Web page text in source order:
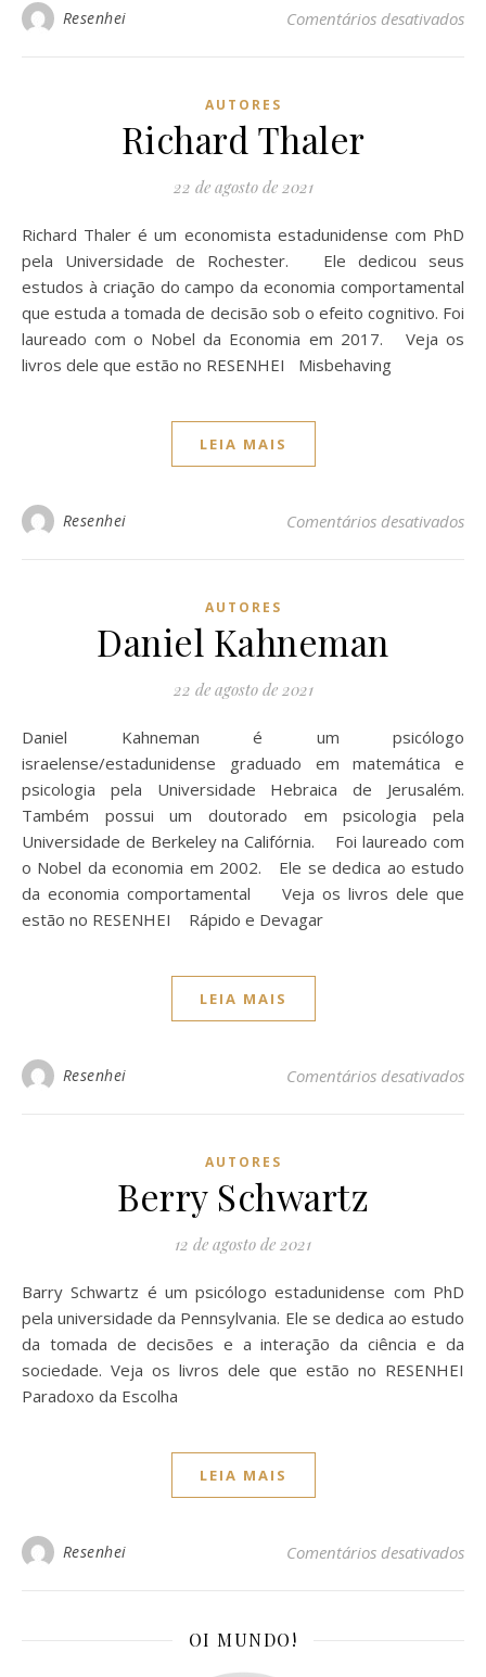
Resenhei Comentários desativados
AUTORES
Richard Thaler
22 de agosto de 2021
Richard Thaler é um economista estadunidense com PhD
pela Universidade de Rochester. Ele dedicou seus
estudos à criação do campo da economia comportamental
que estuda a tomada de decisão sob o efeito cognitivo. Foi
laureado com o Nobel da Economia em 2017. Veja os
livros dele que estão no RESENHEI Misbehaving
LEIA MAIS
Resenhei Comentários desativados
AUTORES
Daniel Kahneman
22 de agosto de 2021
Daniel Kahneman é um psicólogo
israelense/estadunidense graduado em matemática e
psicologia pela Universidade Hebraica de Jerusalém.
Também possui um doutorado em psicologia pela
Universidade de Berkeley na Califórnia. Foi laureado com
o Nobel da economia em 2002. Ele se dedica ao estudo
da economia comportamental Veja os livros dele que
estão no RESENHEI Rápido e Devagar
LEIA MAIS
Resenhei Comentários desativados
AUTORES
Berry Schwartz
12 de agosto de 2021
Barry Schwartz é um psicólogo estadunidense com PhD
pela universidade da Pennsylvania. Ele se dedica ao estudo
da tomada de decisões e a interação da ciência e da
sociedade. Veja os livros dele que estão no RESENHEI
Paradoxo da Escolha
LEIA MAIS
Resenhei Comentários desativados
OI MUNDO!